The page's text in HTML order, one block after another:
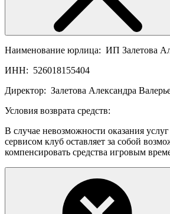
Наименование юрлица: ИП Залетова
ИНН: 526018155404
Директор: Залетова Александра
Условия возврата средств:
В случае невозможности оказания
сервисом клуб оставляет за собой
компенсировать средства игровым